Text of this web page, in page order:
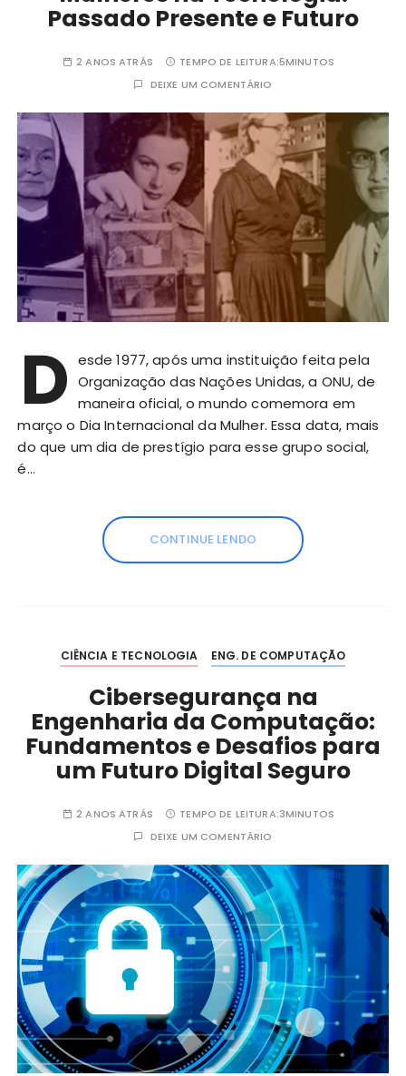
Passado Presente e Futuro
2 ANOS ATRÁS TEMPO DE LEITURA:5MINUTOS
DEIXE UM COMENTÁRIO
D esde 1977, após uma instituição feita pela
Organização das Nações Unidas, a ONU, de
maneira oficial, o mundo comemora em
março o Dia Internacional da Mulher. Essa data, mais
do que um dia de prestígio para esse grupo social,
é…
CONTINUE LENDO
CIÊNCIA E TECNOLOGIA ENG. DE COMPUTAÇÃO
Cibersegurança na
Engenharia da Computação:
Fundamentos e Desafios para
um Futuro Digital Seguro
2 ANOS ATRÁS TEMPO DE LEITURA:3MINUTOS
DEIXE UM COMENTÁRIO